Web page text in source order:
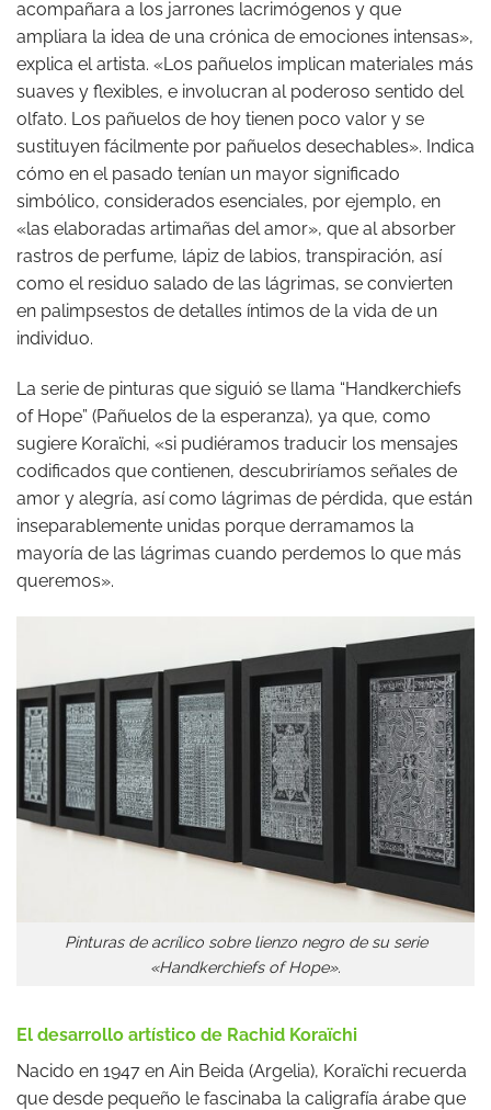
acompañara a los jarrones lacrimógenos y que
ampliara la idea de una crónica de emociones intensas»,
explica el artista. «Los pañuelos implican materiales más
suaves y flexibles, e involucran al poderoso sentido del
olfato. Los pañuelos de hoy tienen poco valor y se
sustituyen fácilmente por pañuelos desechables». Indica
cómo en el pasado tenían un mayor significado
simbólico, considerados esenciales, por ejemplo, en
«las elaboradas artimañas del amor», que al absorber
rastros de perfume, lápiz de labios, transpiración, así
como el residuo salado de las lágrimas, se convierten
en palimpsestos de detalles íntimos de la vida de un
individuo.
La serie de pinturas que siguió se llama “Handkerchiefs
of Hope” (Pañuelos de la esperanza), ya que, como
sugiere Koraïchi, «si pudiéramos traducir los mensajes
codificados que contienen, descubriríamos señales de
amor y alegría, así como lágrimas de pérdida, que están
inseparablemente unidas porque derramamos la
mayoría de las lágrimas cuando perdemos lo que más
queremos».
Pinturas de acrílico sobre lienzo negro de su serie
«Handkerchiefs of Hope».
El desarrollo artístico de Rachid Koraïchi
Nacido en 1947 en Ain Beida (Argelia), Koraïchi recuerda
que desde pequeño le fascinaba la caligrafía árabe que